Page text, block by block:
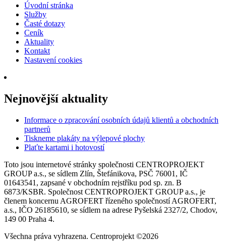
Úvodní stránka
Služby
Časté dotazy
Ceník
Aktuality
Kontakt
Nastavení cookies
Nejnovější aktuality
Informace o zpracování osobních údajů klientů a obchodních
partnerů
Tiskneme plakáty na výlepové plochy
Plaťte kartami i hotovostí
Toto jsou internetové stránky společnosti CENTROPROJEKT
GROUP a.s., se sídlem Zlín, Štefánikova, PSČ 76001, IČ
01643541, zapsané v obchodním rejstříku pod sp. zn. B
6873/KSBR. Společnost CENTROPROJEKT GROUP a.s., je
členem koncernu AGROFERT řízeného společností AGROFERT,
a.s., IČO 26185610, se sídlem na adrese Pyšelská 2327/2, Chodov,
149 00 Praha 4.
Všechna práva vyhrazena. Centroprojekt ©2026